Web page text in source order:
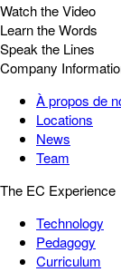
Watch the Video
Learn the Words
Speak the Lines
Company
À propos de
Locations
News
Team
The EC Experience
Technology
Pedagogy
Curriculum